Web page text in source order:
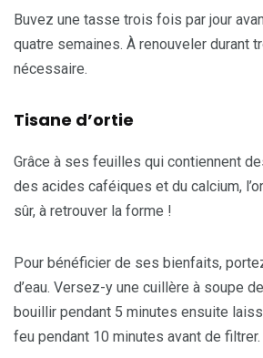
Buvez une tasse trois fois par jour
quatre semaines. À renouveler durant
nécessaire.
Tisane d’ortie
Grâce à ses feuilles qui contiennent
des acides caféiques et du calcium,
sûr, à retrouver la forme !
Pour bénéficier de ses bienfaits,
d’eau. Versez-y une cuillère à soupe
bouillir pendant 5 minutes ensuite
feu pendant 10 minutes avant de filtrer.